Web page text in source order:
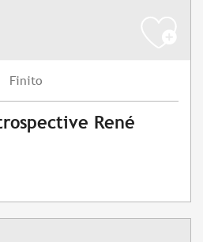
Finito
René